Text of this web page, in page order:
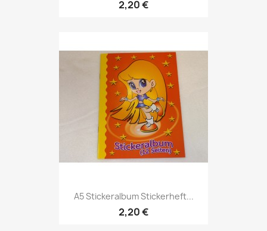
2,20 €
A5 Stickeralbum Stickerheft...
2,20 €